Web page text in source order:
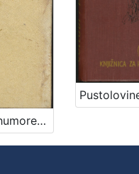
Tuga,feljtoni,humoreske,intimni Sudeta